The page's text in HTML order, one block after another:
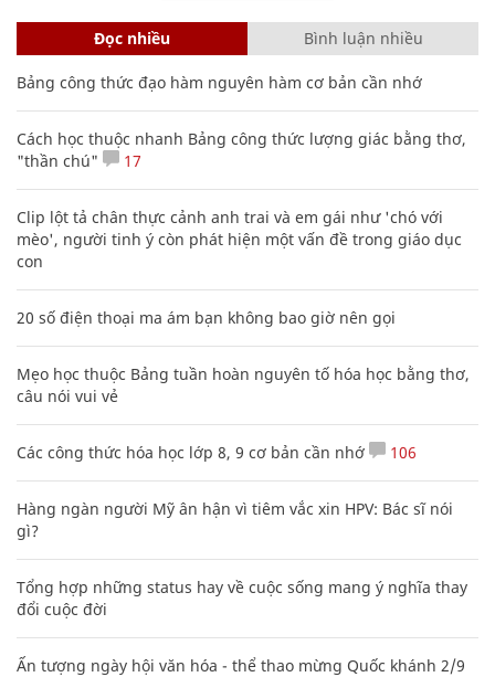
Đọc nhiều Bình luận nhiều
Bảng công thức đạo hàm nguyên hàm cơ bản cần nhớ
Cách học thuộc nhanh Bảng công thức lượng giác bằng thơ,
"thần chú"
17
Clip lột tả chân thực cảnh anh trai và em gái như 'chó với
mèo', người tinh ý còn phát hiện một vấn đề trong giáo dục
con
20 số điện thoại ma ám bạn không bao giờ nên gọi
Mẹo học thuộc Bảng tuần hoàn nguyên tố hóa học bằng thơ,
câu nói vui vẻ
Các công thức hóa học lớp 8, 9 cơ bản cần nhớ 106
Hàng ngàn người Mỹ ân hận vì tiêm vắc xin HPV: Bác sĩ nói
gì?
Tổng hợp những status hay về cuộc sống mang ý nghĩa thay
đổi cuộc đời
Ấn tượng ngày hội văn hóa - thể thao mừng Quốc khánh 2/9